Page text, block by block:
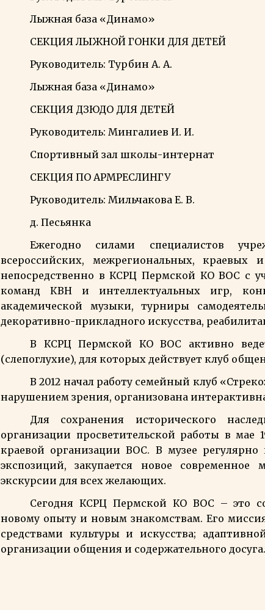
Лыжная база «Динамо»
СЕКЦИЯ ЛЫЖНОЙ ГОНКИ ДЛЯ ДЕТЕЙ
Руководитель: Турбин А. А.
Лыжная база «Динамо»
СЕКЦИЯ ДЗЮДО ДЛЯ ДЕТЕЙ
Руководитель: Мингалиев И. И.
Спортивный зал школы-интернат
СЕКЦИЯ ПО АРМРЕСЛИНГУ
Руководитель: Мильчакова Е. В.
д. Песьянка
Ежегодно силами специалистов
всероссийских, межрегиональных,
непосредственно в КСРЦ Пермской КО ВОС с
команд КВН и интеллектуальных игр,
академической музыки, турниры
декоративно-прикладного искусства,
В КСРЦ Пермской КО ВОС активно
(слепоглухие), для которых действует клуб
В 2012 начал работу семейный клуб
нарушением зрения, организована
Для сохранения исторического
организации просветительской работы в
краевой организации ВОС. В музее
экспозиций, закупается новое современное
экскурсии для всех желающих.
Сегодня КСРЦ Пермской КО ВОС – это
новому опыту и новым знакомствам. Его
средствами культуры и искусства;
организации общения и содержательного досуга.